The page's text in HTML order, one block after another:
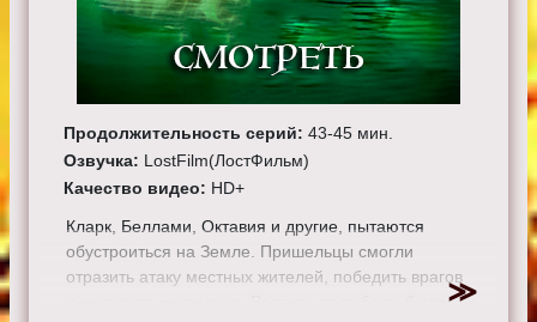
Продолжительность серий: 43-45 мин.
Озвучка: LostFilm(ЛостФильм)
Качество видео: HD+
Кларк, Беллами, Октавия и другие, пытаются
обустроиться на Земле. Пришельцы смогли
отразить атаку местных жителей, победить врагов